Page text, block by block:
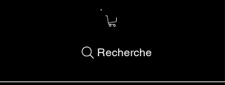
Recherche